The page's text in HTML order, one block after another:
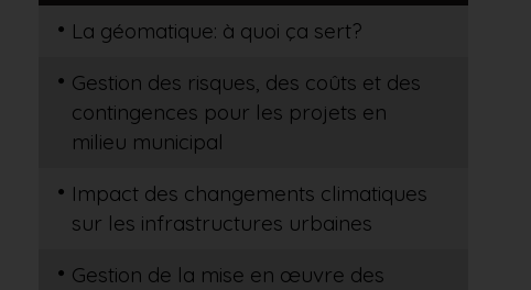
La géomatique: à quoi ça sert?
Gestion des risques, des coûts et des
contingences pour les projets en
milieu municipal
Impact des changements climatiques
sur les infrastructures urbaines
Gestion de la mise en œuvre des